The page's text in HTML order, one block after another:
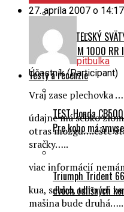
ZBERATEĽSKÝ
edíciu M 1000
Testy a recenzie
TEST Honda
Pre koho má
Triumph Trident
dvoch odlišných
27. apríla 2007 o 14:17
pitbulka
Účastník (Participant)
Vraj zase plechovka
údajne má sebko
otras mozgu….ešte
sračky…..
viac informácií
kua, sebko, toto mi
mašina bude druhá…..